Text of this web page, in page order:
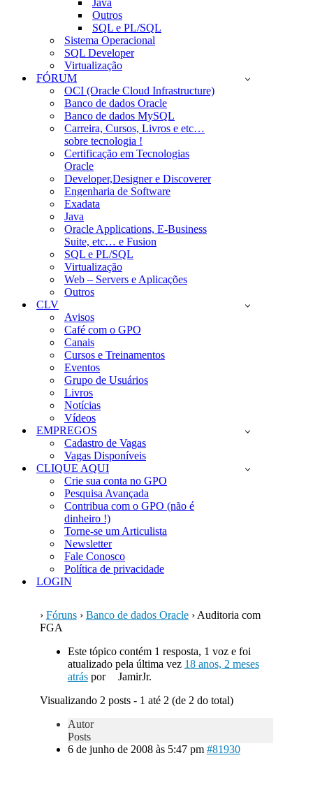
Java
Outros
SQL e PL/SQL
Sistema Operacional
SQL Developer
Virtualização
FÓRUM
OCI (Oracle Cloud Infrastructure)
Banco de dados Oracle
Banco de dados MySQL
Carreira, Cursos, Livros e etc…
sobre tecnologia !
Certificação em Tecnologias
Oracle
Developer,Designer e Discoverer
Engenharia de Software
Exadata
Java
Oracle Applications, E-Business
Suite, etc… e Fusion
SQL e PL/SQL
Virtualização
Web – Servers e Aplicações
Outros
CLV
Avisos
Café com o GPO
Canais
Cursos e Treinamentos
Eventos
Grupo de Usuários
Livros
Notícias
Vídeos
EMPREGOS
Cadastro de Vagas
Vagas Disponíveis
CLIQUE AQUI
Crie sua conta no GPO
Pesquisa Avançada
Contribua com o GPO (não é
dinheiro !)
Torne-se um Articulista
Newsletter
Fale Conosco
Política de privacidade
LOGIN
› Fóruns › Banco de dados Oracle › Auditoria com
FGA
Este tópico contém 1 resposta, 1 voz e foi
atualizado pela última vez 18 anos, 2 meses
atráspor
JamirJr.
Visualizando 2 posts - 1 até 2 (de 2 do total)
Autor
Posts
6 de junho de 2008 às 5:47 pm #81930